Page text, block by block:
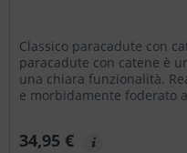
Classico paracadute con
paracadute con catene è
una chiara funzionalità.
e morbidamente foderato
34,95 €